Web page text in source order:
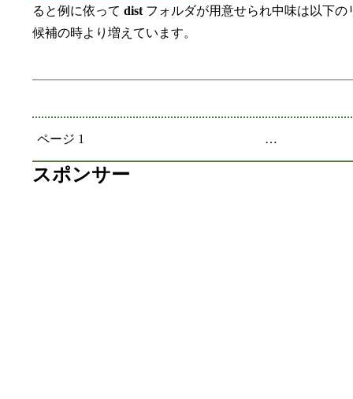
ると例に依って distフォルダが用意せられ中味は以下の
候補の時より増えています。
投稿のページ送り
ページ 1 …
スポンサー